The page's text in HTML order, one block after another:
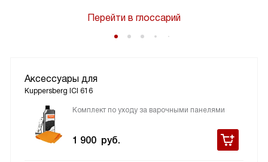
Перейти в глоссарий
Аксессуары для
Kuppersberg ICI 616
Комплект по уходу за варочными панелями
1 900 руб.